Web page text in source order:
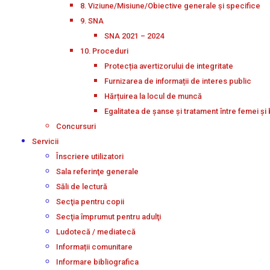
8. Viziune/Misiune/Obiective generale și specifice
9. SNA
SNA 2021 – 2024
10. Proceduri
Protecția avertizorului de integritate
Furnizarea de informații de interes public
Hărțuirea la locul de muncă
Egalitatea de șanse și tratament între femei și
Concursuri
Servicii
Înscriere utilizatori
Sala referinţe generale
Săli de lectură
Secţia pentru copii
Secţia împrumut pentru adulţi
Ludotecă / mediatecă
Informații comunitare
Informare bibliografica